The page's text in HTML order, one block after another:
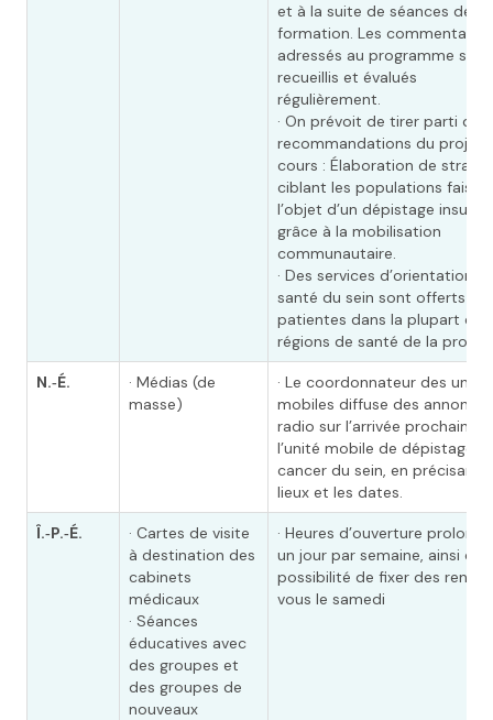
et à la suite de séances de
formation. Les commentaires
adressés au programme sont
recueillis et évalués
régulièrement.
· On prévoit de tirer parti des
recommandations du projet
cours : Élaboration de
ciblant les populations
l’objet d’un dépistage
grâce à la mobilisation
communautaire.
· Des services d’orientation
santé du sein sont offerts
patientes dans la plupart des
régions de santé de la
N.‑É.
· Médias (de
masse)
· Le coordonnateur des
mobiles diffuse des
radio sur l’arrivée prochaine
l’unité mobile de dépistage
cancer du sein, en précisant
lieux et les dates.
Î.‑P.‑É.
· Cartes de visite
à destination des
cabinets
médicaux
· Séances
éducatives avec
des groupes et
des groupes de
nouveaux
· Heures d’ouverture
un jour par semaine, ainsi que
possibilité de fixer des
vous le samedi